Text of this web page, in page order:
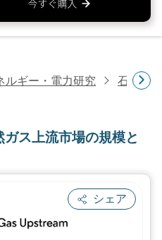
ルギー・電力研究 石油・
ス上流市場の規模と
シェア